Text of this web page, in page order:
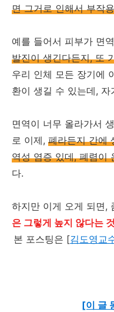
면 그거로 인해서 부작
예를 들어서 피부가 면
발진이 생긴다든지, 또
우리 인체 모든 장기에
환이 생길 수 있는데,
면역이 너무 올라가서
로 이제, 폐라든지 간에
역성 염증 있데, 폐렴이
다.
하지만 이게 오게 되면,
은 그렇게 높지 않다는
본 포스팅은 [김도영교
[이 글